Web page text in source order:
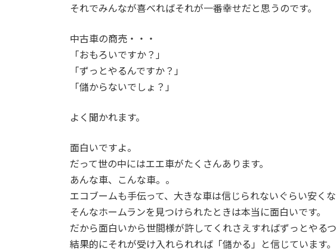
それでみんなが喜べればそれが一番幸せだと思うのです。
中古車の商売・・・
「おもろいですか？」
「ずっとやるんですか？」
「儲からないでしょ？」
よく聞かれます。
面白いですよ。
だって世の中にはエエ車がたくさんあります。
あんな車、こんな車。。
エコブームも手伝って、大きな車は信じられないぐらい安く
そんなホームランを見つけられたときは本当に面白いです。
だから面白いから世間様が許してくれさえすればずっとやるつ
結果的にそれが受け入れられれば「儲かる」と信じています。